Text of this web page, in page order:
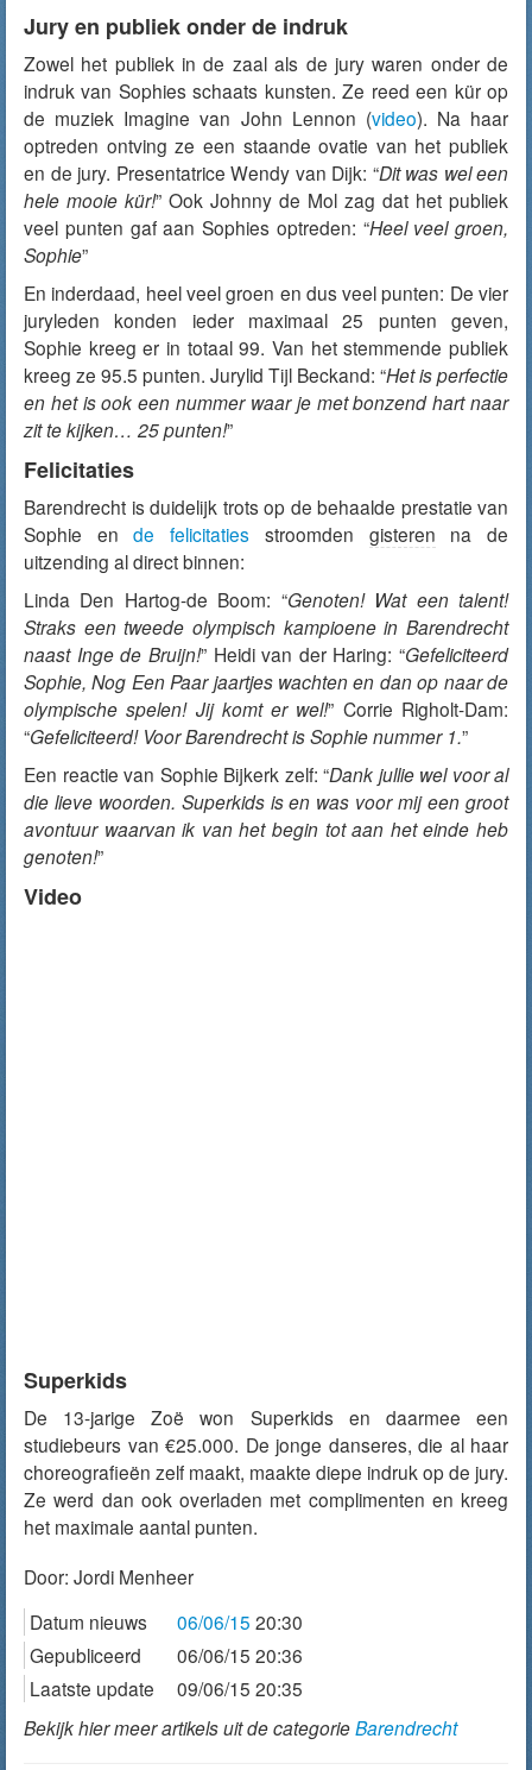
Jury en publiek onder de indruk
Zowel het publiek in de zaal als de jury waren onder de
indruk van Sophies schaats kunsten. Ze reed een kür op
de muziek Imagine van John Lennon (video). Na haar
optreden ontving ze een staande ovatie van het publiek
en de jury. Presentatrice Wendy van Dijk: “Dit was wel een
hele mooie kür!” Ook Johnny de Mol zag dat het publiek
veel punten gaf aan Sophies optreden: “Heel veel groen,
Sophie”
En inderdaad, heel veel groen en dus veel punten: De vier
juryleden konden ieder maximaal 25 punten geven,
Sophie kreeg er in totaal 99. Van het stemmende publiek
kreeg ze 95.5 punten. Jurylid Tijl Beckand: “Het is perfectie
en het is ook een nummer waar je met bonzend hart naar
zit te kijken… 25 punten!”
Felicitaties
Barendrecht is duidelijk trots op de behaalde prestatie van
Sophie ende felicitaties stroomden gisteren na de
uitzending al direct binnen:
Linda Den Hartog-de Boom: “Genoten! Wat een talent!
Straks een tweede olympisch kampioene in Barendrecht
naast Inge de Bruijn!” Heidi van der Haring: “Gefeliciteerd
Sophie, Nog Een Paar jaartjes wachten en dan op naar de
olympische spelen! Jij komt er wel!” Corrie Righolt-Dam:
“Gefeliciteerd! Voor Barendrecht is Sophie nummer 1.”
Een reactie van Sophie Bijkerk zelf: “Dank jullie wel voor al
die lieve woorden. Superkids is en was voor mij een groot
avontuur waarvan ik van het begin tot aan het einde heb
genoten!”
Video
Superkids
De 13-jarige Zoë won Superkids en daarmee een
studiebeurs van €25.000. De jonge danseres, die al haar
choreografieën zelf maakt, maakte diepe indruk op de jury.
Ze werd dan ook overladen met complimenten en kreeg
het maximale aantal punten.
Door: Jordi Menheer
Datum nieuws
06/06/15 20:30
Gepubliceerd
06/06/15 20:36
Laatste update
09/06/15 20:35
Bekijk hier meer artikels uit de categorieBarendrecht